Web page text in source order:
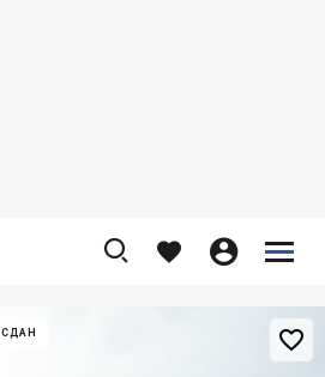
   


СДАН 